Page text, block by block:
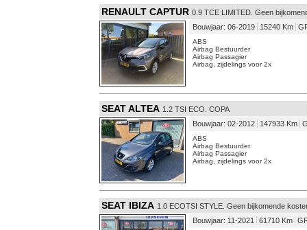
RENAULT CAPTUR 0.9 TCE LIMITED. Geen
Bouwjaar: 06-2019
15240 Km
ABS
Airbag Bestuurder
Airbag Passagier
Airbag, zijdelings voor 2x
SEAT ALTEA 1.2 TSI ECO. COPA
Bouwjaar: 02-2012
147933 Km
ABS
Airbag Bestuurder
Airbag Passagier
Airbag, zijdelings voor 2x
SEAT IBIZA 1.0 ECOTSI STYLE. Geen bijkomende
Bouwjaar: 11-2021
61710 Km